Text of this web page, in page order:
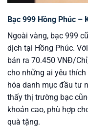
Bạc 999 Hồng Phúc –
Ngoài vàng, bạc 999
dịch tại Hồng Phúc.
bán ra 70.450 VNĐ/
cho những ai yêu
hóa danh mục đầu tư
thấy thị trường bạc
khoản cao, phù hợp
quà tặng.